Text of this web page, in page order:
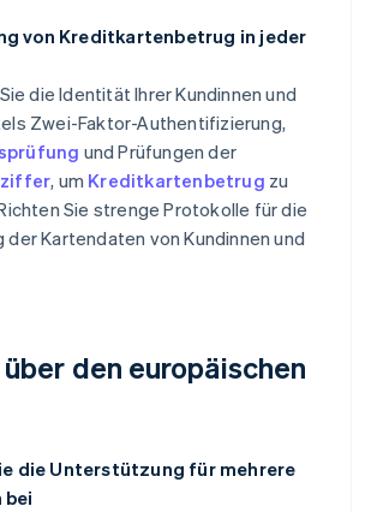
von Kreditkartenbetrug in jeder
die Identität Ihrer Kundinnen und
Zwei-Faktor-Authentifizierung,
und Prüfungen der
, um Kreditkartenbetrug zu
Sie strenge Protokolle für die
der Kartendaten von Kundinnen und
den europäischen
die Unterstützung für mehrere
bei